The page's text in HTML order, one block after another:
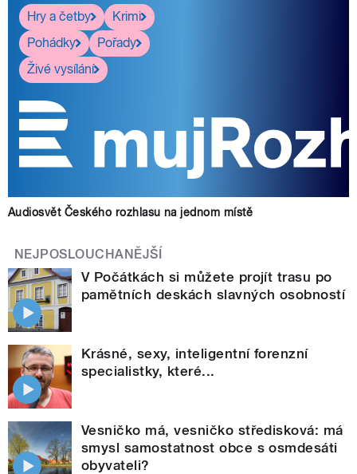
Hry a četby
Krimi
Pohádky
Pořady
Živé vysílání
Audiosvět Českého rozhlasu na jednom místě
NEJPOSLOUCHANĚJŠÍ
V Počátkách si můžete projít trasu po
pamětních deskách slavných osobností
Krásné, sexy, inteligentní forenzní
specialistky, které...
Vesničko má, vesničko středisková: má
smysl samostatnost obce s osmdesáti
obyvateli?